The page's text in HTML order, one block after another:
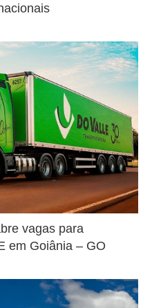
vagas para
em Goiânia – GO